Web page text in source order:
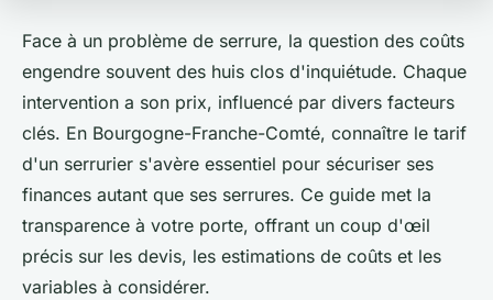
Face à un problème de serrure, la question des coûts
engendre souvent des huis clos d'inquiétude. Chaque
intervention a son prix, influencé par divers facteurs
clés. En Bourgogne-Franche-Comté, connaître le tarif
d'un serrurier s'avère essentiel pour sécuriser ses
finances autant que ses serrures. Ce guide met la
transparence à votre porte, offrant un coup d'œil
précis sur les devis, les estimations de coûts et les
variables à considérer.